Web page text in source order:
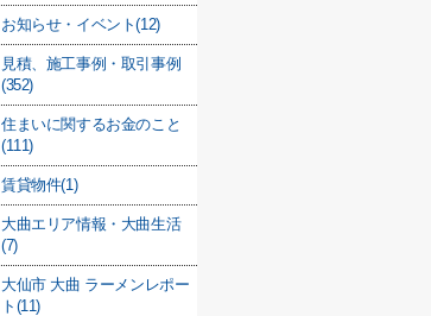
お知らせ・イベント(12)
見積、施工事例・取引事例
(352)
住まいに関するお金のこと
(111)
賃貸物件(1)
大曲エリア情報・大曲生活
(7)
大仙市 大曲 ラーメンレポー
ト(11)